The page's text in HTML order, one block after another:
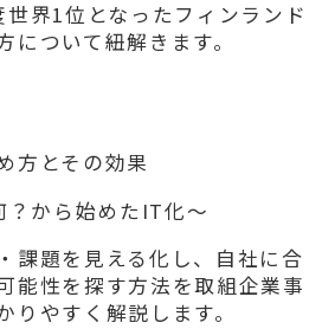
世界1位となったフィンランド
について紐解きます。
方とその効果
？から始めた IT化～
課題を見える化し、自社に合
能性を探す方法を取組企業事
りやすく解説します。